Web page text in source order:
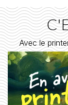
Avec le